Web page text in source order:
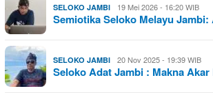
SELOKO JAMBI 19 Mei 2026 - 16:20 WIB
Semiotika Seloko Melayu
SELOKO JAMBI 20 Nov 2025 - 19:39 WIB
Seloko Adat Jambi : Makna